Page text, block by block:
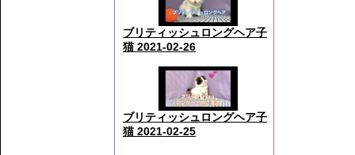
ブリティッシュロングヘア子
猫 2021-02-26
ブリティッシュロングヘア子
猫 2021-02-25